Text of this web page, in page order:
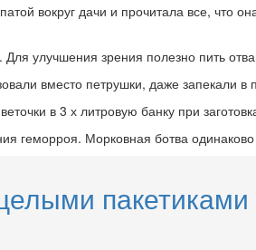
вокруг дачи и прочитала все, что
улучшения зрения полезно пить
вместо петрушки, даже запекали в
в 3 х литровую банку при
геморроя. Морковная ботва